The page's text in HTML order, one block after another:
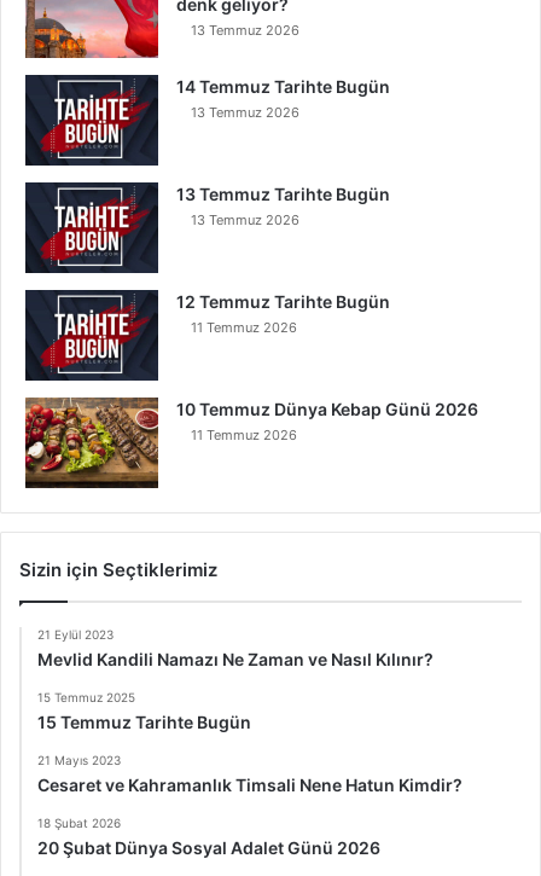
13 Temmuz 2026
14 Temmuz Tarihte Bugün
13 Temmuz 2026
13 Temmuz Tarihte Bugün
13 Temmuz 2026
12 Temmuz Tarihte Bugün
11 Temmuz 2026
10 Temmuz Dünya Kebap Günü 2026
11 Temmuz 2026
Sizin için Seçtiklerimiz
21 Eylül 2023
Mevlid Kandili Namazı Ne Zaman ve Nasıl Kılınır?
15 Temmuz 2025
15 Temmuz Tarihte Bugün
21 Mayıs 2023
Cesaret ve Kahramanlık Timsali Nene Hatun Kimdir?
18 Şubat 2026
20 Şubat Dünya Sosyal Adalet Günü 2026